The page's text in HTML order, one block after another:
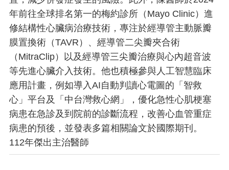
年前往全球排名第一的梅約診所（Mayo Clinic）進
修結構性心臟病治療技術，專注於經導管主動脈瓣
膜置換術（TAVR）、經導管二尖瓣夾合術
（MitraClip）以及經導管三尖瓣治療與心內超音波
等先進心臟介入技術。他也積極參與人工智慧臨床
應用計畫，例如導入AI自動判讀心電圖的「智救
心」平台及「中台灣救心網」，優化急性心肌梗塞
病患在急診及到院前的診斷流程，改善心血管重症
病患的預後，並發表多篇相關論文於國際期刊。
112年傑出主治醫師